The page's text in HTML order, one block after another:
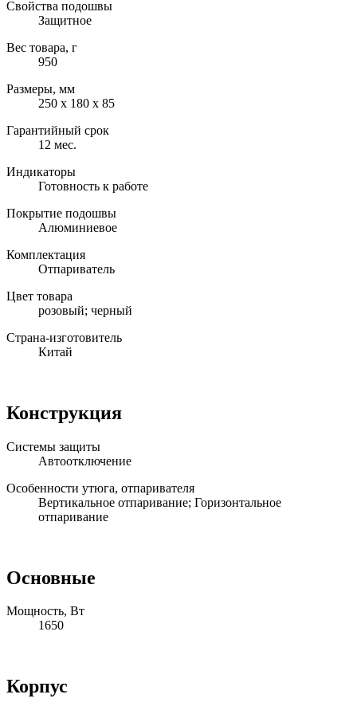
Свойства подошвы
Защитное
Вес товара, г
950
Размеры, мм
250 х 180 х 85
Гарантийный срок
12 мес.
Индикаторы
Готовность к работе
Покрытие подошвы
Алюминиевое
Комплектация
Отпариватель
Цвет товара
розовый; черный
Страна-изготовитель
Китай
Конструкция
Системы защиты
Автоотключение
Особенности утюга, отпаривателя
Вертикальное отпаривание; Горизонтальное
отпаривание
Основные
Мощность, Вт
1650
Корпус